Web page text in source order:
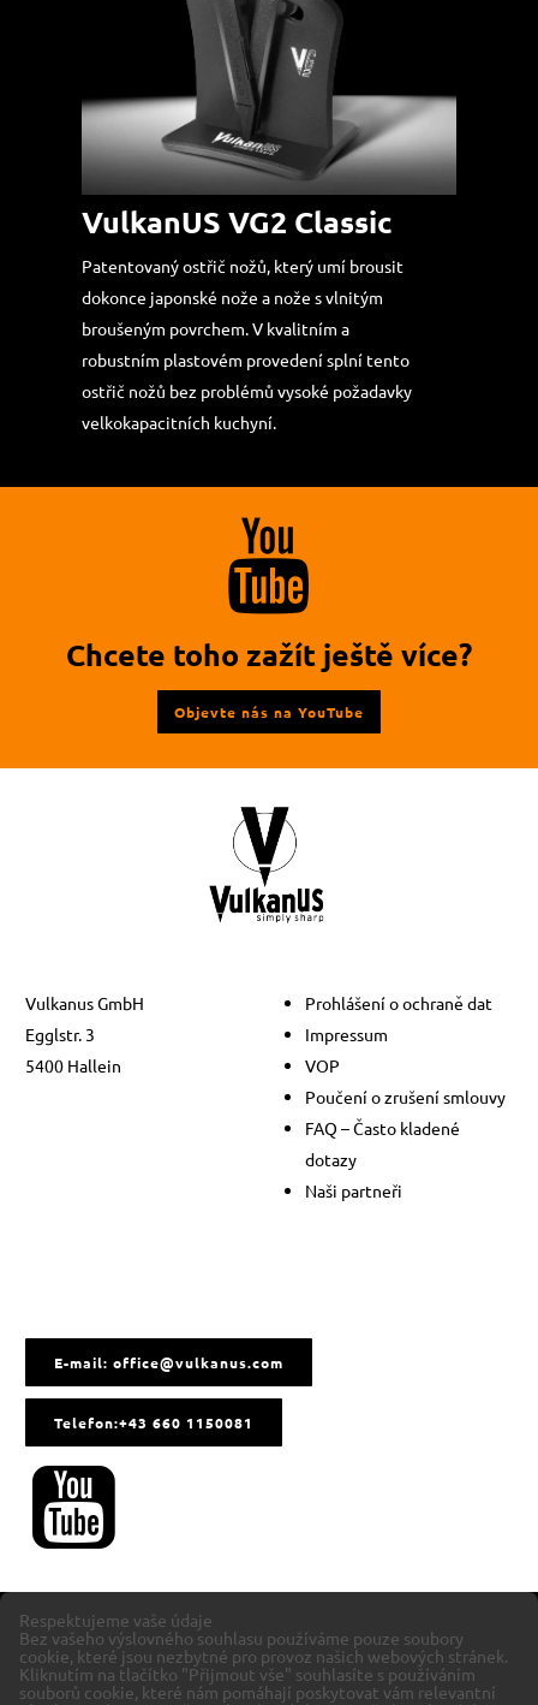
VulkanUS VG2 Classic
Patentovaný ostřič nožů, který umí brousit
dokonce japonské nože a nože s vlnitým
broušeným povrchem. V kvalitním a
robustním plastovém provedení splní tento
ostřič nožů bez problémů vysoké požadavky
velkokapacitních kuchyní.
také
navštívit
náš
Youtube
Chcete toho zažít ještě více?
Objevte nás na YouTube
Vulkanus GmbH
Egglstr. 3
5400 Hallein
Prohlášení o ochraně dat
Impressum
VOP
Poučení o zrušení smlouvy
FAQ – Často kladené
dotazy
Naši partneři
E-mail: office@vulkanus.com
Telefon:+43 660 1150081
Respektujeme vaše údaje
Bez vašeho výslovného souhlasu používáme pouze soubory
cookie, které jsou nezbytné pro provoz našich webových stránek.
Kliknutím na tlačítko "Přijmout vše" souhlasíte s používáním
souborů cookie, které nám pomáhají poskytovat vám relevantní